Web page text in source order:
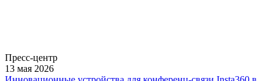
Пресс-центр
13 мая 2026